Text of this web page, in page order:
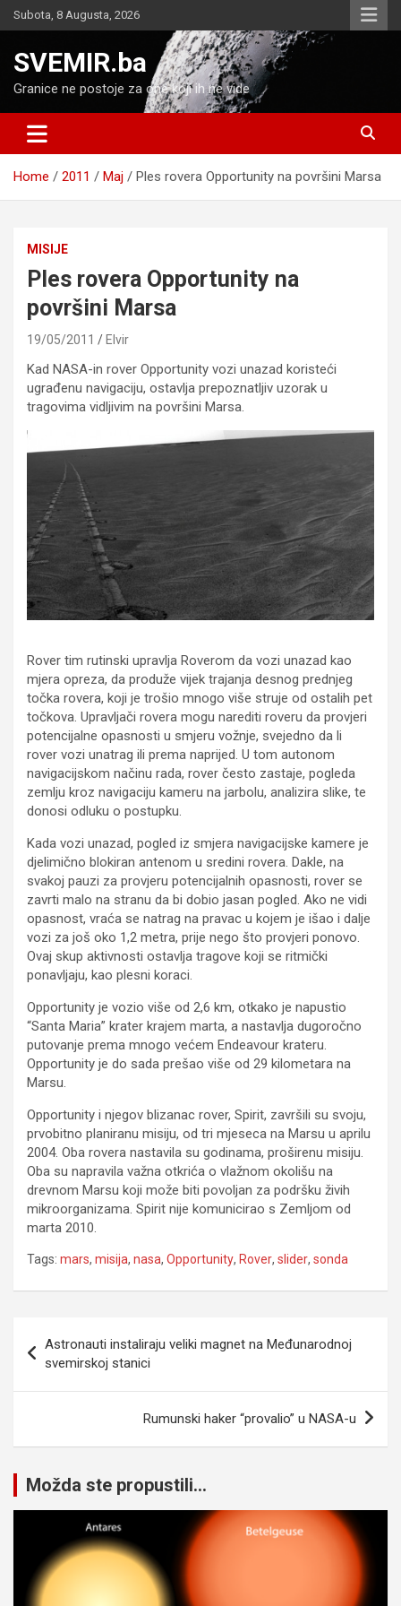
Skip
to
Subota, 8 Augusta, 2026
SVEMIR.ba
Granice ne postoje za one koji ih ne vide
Home 2011 Maj Ples rovera Opportunity na površini Marsa
MISIJE
Ples rovera Opportunity na
površini Marsa
19/05/2011 Elvir
Kad NASA-in rover Opportunity vozi unazad koristeći
ugrađenu navigaciju, ostavlja prepoznatljiv uzorak u
tragovima vidljivim na površini Marsa.
Rover tim rutinski upravlja Roverom da vozi unazad kao
mjera opreza, da produže vijek trajanja desnog prednjeg
točka rovera, koji je trošio mnogo više struje od ostalih pet
točkova. Upravljači rovera mogu narediti roveru da provjeri
potencijalne opasnosti u smjeru vožnje, svejedno da li
rover vozi unatrag ili prema naprijed. U tom autonom
navigacijskom načinu rada, rover često zastaje, pogleda
zemlju kroz navigaciju kameru na jarbolu, analizira slike, te
donosi odluku o postupku.
Kada vozi unazad, pogled iz smjera navigacijske kamere je
djelimično blokiran antenom u sredini rovera. Dakle, na
svakoj pauzi za provjeru potencijalnih opasnosti, rover se
zavrti malo na stranu da bi dobio jasan pogled. Ako ne vidi
opasnost, vraća se natrag na pravac u kojem je išao i dalje
vozi za još oko 1,2 metra, prije nego što provjeri ponovo.
Ovaj skup aktivnosti ostavlja tragove koji se ritmički
ponavljaju, kao plesni koraci.
Opportunity je vozio više od 2,6 km, otkako je napustio
“Santa Maria” krater krajem marta, a nastavlja dugoročno
putovanje prema mnogo većem Endeavour krateru.
Opportunity je do sada prešao više od 29 kilometara na
Marsu.
Opportunity i njegov blizanac rover, Spirit, završili su svoju,
prvobitno planiranu misiju, od tri mjeseca na Marsu u aprilu
2004. Oba rovera nastavila su godinama, proširenu misiju.
Oba su napravila važna otkrića o vlažnom okolišu na
drevnom Marsu koji može biti povoljan za podršku živih
mikroorganizama. Spirit nije komunicirao s Zemljom od
marta 2010.
Tags: mars, misija, nasa, Opportunity, Rover, slider, sonda
članaka
Astronauti instaliraju veliki magnet na Međunarodnoj
svemirskoj stanici
Rumunski haker “provalio” u NASA-u
Možda ste propustili...